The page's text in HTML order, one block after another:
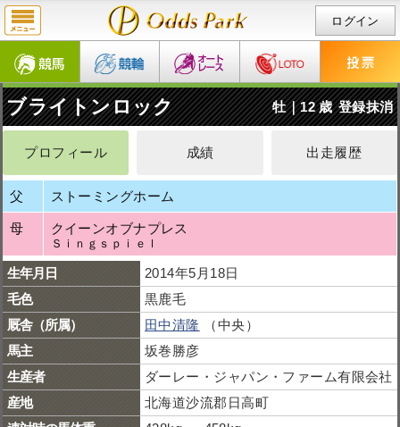
ログイン
ブライトンロック 牡｜12 歳 登録抹消
プロフィール 成績 出走履歴
父 ストーミングホーム
母 クイーンオブナプレス
Ｓｉｎｇｓｐｉｅｌ
生年月日
2014年5月18日
毛色
黒鹿毛
厩舎（所属）
田中清隆
（中央）
馬主
坂巻勝彦
生産者
ダーレー・ジャパン・ファーム有限会社
産地
北海道沙流郡日高町